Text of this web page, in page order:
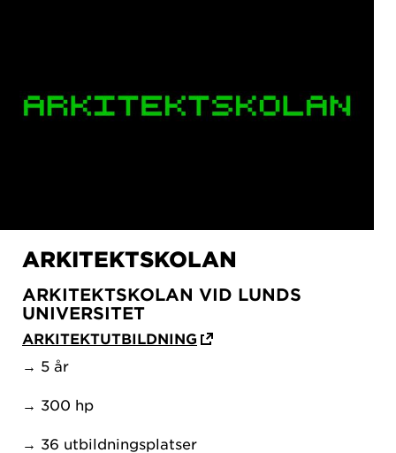
ARKITEKTSKOLAN
ARKITEKTSKOLAN VID LUNDS
UNIVERSITET
ARKITEKTUTBILDNING
→ 5 år
→ 300 hp
→ 36 utbildningsplatser